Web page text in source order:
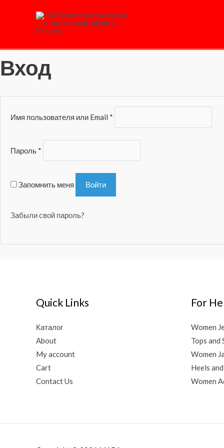
содержимому
My Account
Nam nec tellus a odio tincidunt auctor a ornare odio.
Вход
Имя пользователя или Email *
Пароль *
Запомнить меня Войти
Забыли свой пароль?
Quick Links
Каталог
About
My account
Cart
Contact Us
For
Women
Tops and
Women
Heels
Women